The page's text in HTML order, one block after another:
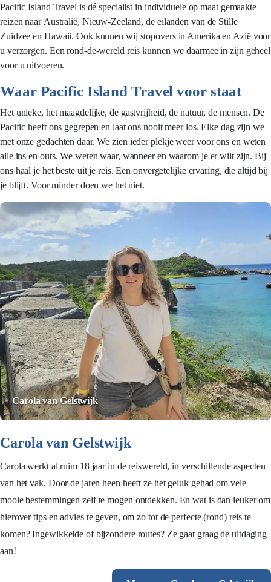
Pacific Island Travel is dé specialist in individuele op maat gemaakte
reizen naar Australië, Nieuw-Zeeland, de eilanden van de Stille
Zuidzee en Hawaii. Ook kunnen wij stopovers in Amerika en Azië voor
u verzorgen. Een rond-de-wereld reis kunnen we daarmee in zijn geheel
voor u uitvoeren.
Waar Pacific Island Travel voor staat
Het unieke, het maagdelijke, de gastvrijheid, de natuur, de mensen. De
Pacific heeft ons gegrepen en laat ons nooit meer los. Elke dag zijn we
met onze gedachten daar. We zien ieder plekje weer voor ons en weten
alle ins en outs. We weten waar, wanneer en waarom je er wilt zijn. Bij
ons haal je het beste uit je reis. Een onvergetelijke ervaring, die altijd bij
je blijft. Voor minder doen we het niet.
Carola van Gelstwijk
Carola van Gelstwijk
Carola werkt al ruim 18 jaar in de reiswereld, in verschillende aspecten
van het vak. Door de jaren heen heeft ze het geluk gehad om vele
mooie bestemmingen zelf te mogen ontdekken. En wat is dan leuker om
hierover tips en advies te geven, om zo tot de perfecte (rond) reis te
komen? Ingewikkelde of bijzondere routes? Ze gaat graag de uitdaging
aan!